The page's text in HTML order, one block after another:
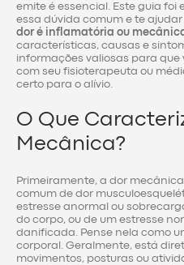
emite é essencial. Este guia
essa dúvida comum e te
dor é inflamatória ou
características, causas e
informações valiosas para
com seu fisioterapeuta ou
certo para o alívio.
O Que
Mecânica?
Primeiramente, a dor
comum de dor
estresse anormal ou
do corpo, ou de um estresse
danificada. Pense nela como
corporal. Geralmente, está
movimentos, posturas ou